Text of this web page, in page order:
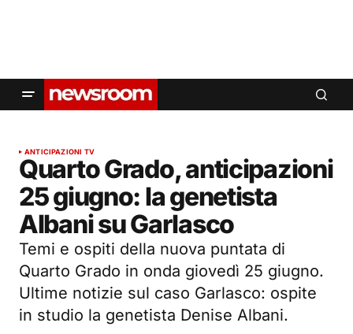
ANTICIPAZIONI TV
Quarto Grado, anticipazioni
25 giugno: la genetista
Albani su Garlasco
Temi e ospiti della nuova puntata di
Quarto Grado in onda giovedì 25 giugno.
Ultime notizie sul caso Garlasco: ospite
in studio la genetista Denise Albani.